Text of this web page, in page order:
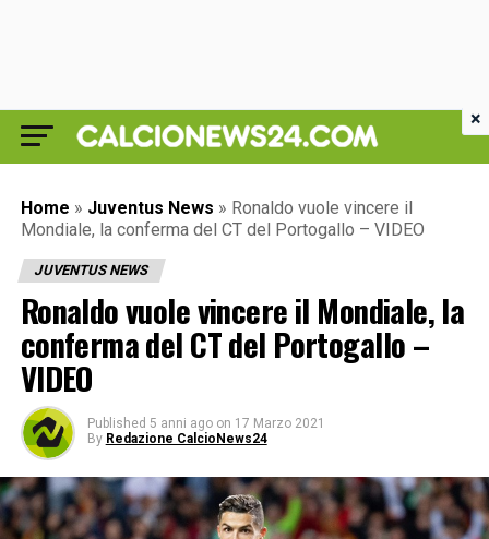
Home » Juventus News » Ronaldo vuole vincere il
Mondiale, la conferma del CT del Portogallo – VIDEO
JUVENTUS NEWS
Ronaldo vuole vincere il Mondiale, la
conferma del CT del Portogallo –
VIDEO
Published 5 anni ago on 17 Marzo 2021
By Redazione CalcioNews24
×